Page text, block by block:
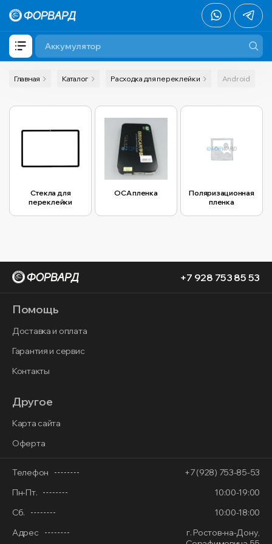
Главная Каталог Расходка для переклейки Android
Cтекла для
переклейки
OCA пленка
Поляризационная
пленка
+7 928 753 85 53
Помощь
Доставка и оплата
Гарантия и сервис
Контакты
Другое
Карта сайта
Оферта
Телефон
+7 (928) 753-85-53
Пн-Пт.
10:00-19:00
Сб.
10:00-18:00
Адрес
г. Ростов-на-Дону,